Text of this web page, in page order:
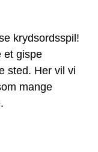
krydsordsspil!
et gispe
sted. Her vil vi
mange